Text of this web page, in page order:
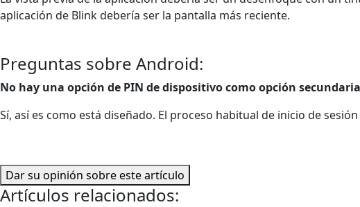
aplicación de Blink debería ser la pantalla más reciente.
Preguntas sobre Android:
No hay una opción de PIN de dispositivo como opción secundaria
Sí, así es como está diseñado. El proceso habitual de inicio de
Dar su opinión sobre este artículo
Artículos relacionados: